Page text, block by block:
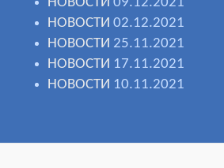
НОВОСТИ 09.12.2021
НОВОСТИ 02.12.2021
НОВОСТИ 25.11.2021
НОВОСТИ 17.11.2021
НОВОСТИ 10.11.2021